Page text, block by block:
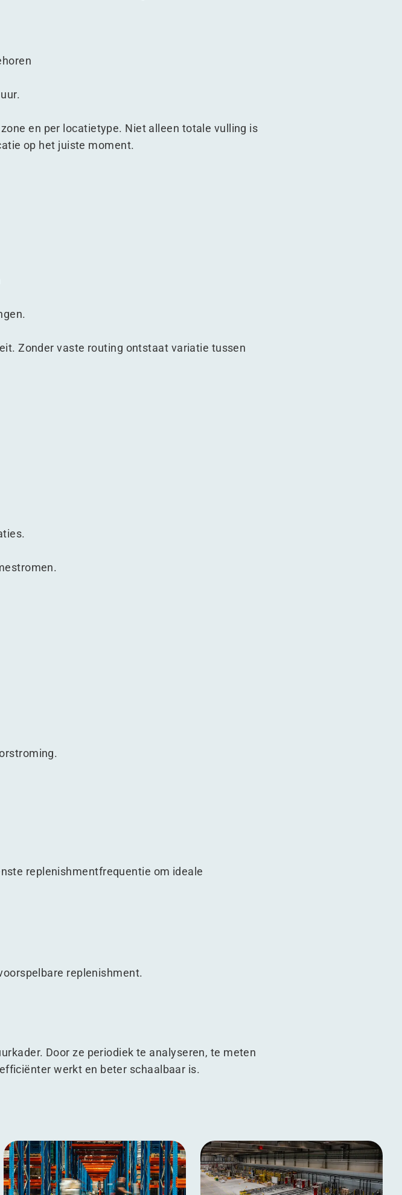
en per locatietype. Niet alleen totale vulling is
op het juiste moment.
Zonder vaste routing ontstaat variatie tussen
replenishmentfrequentie om ideale
replenishment.
Door ze periodiek te analyseren, te meten
werkt en beter schaalbaar is.